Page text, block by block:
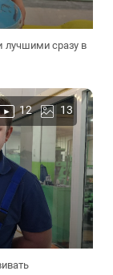
лучшими сразу в
12 13